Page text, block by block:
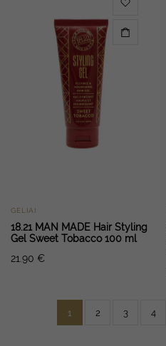
GELIAI
18.21 MAN MADE Hair Styling
Gel Sweet Tobacco 100 ml
21.90 €
1 2 3 4